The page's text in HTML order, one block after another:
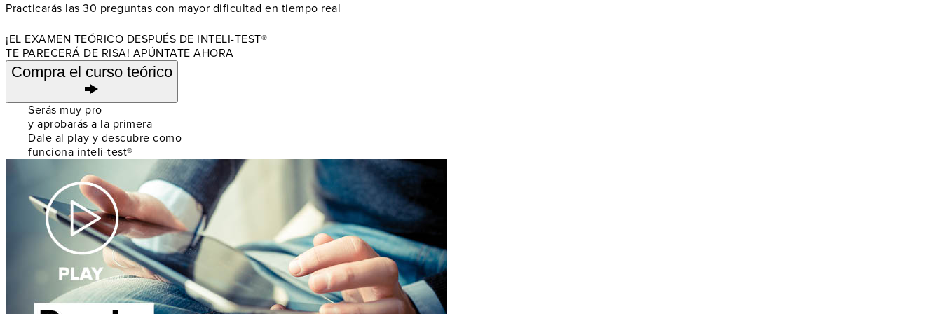
Practicarás las 30 preguntas con mayor dificultad en tiempo real
¡EL EXAMEN TEÓRICO DESPUÉS DE INTELI-TEST®
TE PARECERÁ DE RISA! APÚNTATE AHORA
Compra el curso teórico
Serás muy pro
y aprobarás a la primera
Dale al play y descubre como
funciona inteli-test®